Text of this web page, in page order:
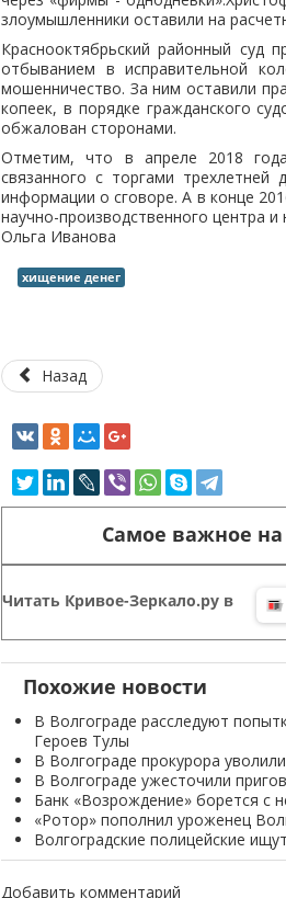
злоумышленники оставили на
Краснооктябрьский районный
отбыванием в исправительной
мошенничество. За ним оставили
копеек, в порядке гражданского
обжалован сторонами.
Отметим, что в апреле 2018
связанного с торгами
информации о сговоре. А в конце
научно-производственного центра
Ольга Иванова
хищение денег
Назад
Самое важное на
Читать Кривое-Зеркало.ру в
Похожие новости
В Волгограде расследуют
Героев Тулы
В Волгограде прокурора
В Волгограде ужесточили
Банк «Возрождение» борется с
«Ротор» пополнил уроженец
Волгоградские полицейские
Добавить комментарий